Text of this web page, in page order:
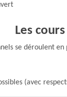
Les
se déroulent
(avec